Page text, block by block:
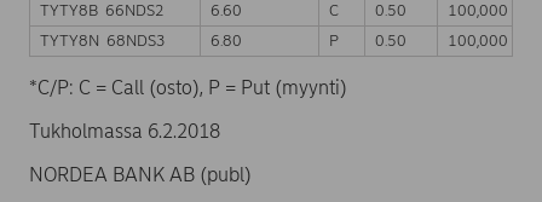
TYTY8B 66NDS2
6.60 C 0.50
100,000
TYTY8N 68NDS3
6.80 P 0.50 100,000
*C/P: C = Call (osto), P = Put (myynti)
Tukholmassa 6.2.2018
NORDEA BANK AB (publ)